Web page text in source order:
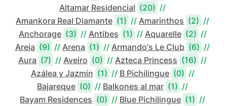
Altamar Residencial (20) //
Amankora Real Diamante (1) // Amarinthos (2) //
Anchorage (3) // Antibes (1) // Aquarelle (2) //
Areia (9) // Arena (1) // Armando's Le Club (6) //
Aura (7) // Aveiro (0) // Azteca Princess (16) //
Azálea y Jazmín (1) // B Pichilingue (0) //
Bajareque (0) // Balkones al mar (1) //
Bayam Residences (0) // Blue Pichilingue (1) //